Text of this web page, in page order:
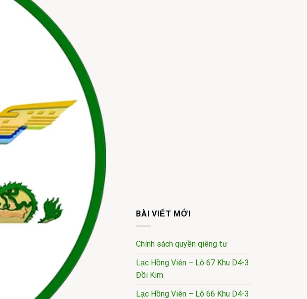
BÀI VIẾT MỚI
Chính sách quyền qiêng tư
Lạc Hồng Viên – Lô 67 Khu D4-3
Đồi Kim
Lạc Hồng Viên – Lô 66 Khu D4-3